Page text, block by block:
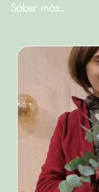
Saber más...